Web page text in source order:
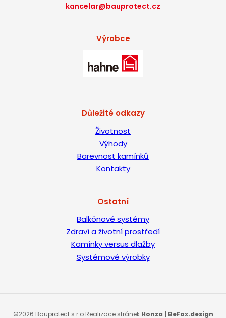
kancelar@bauprotect.cz
Důležité odkazy
Životnost
Výhody
Barevnost kamínků
Kontakty
Ostatní
Balkónové systémy
Zdraví a životní prostředí
Kamínky versus dlažby
Systémové výrobky
Výrobce
©2026 Bauprotect s.r.o.Realizace stránek Honza | BeFox.design